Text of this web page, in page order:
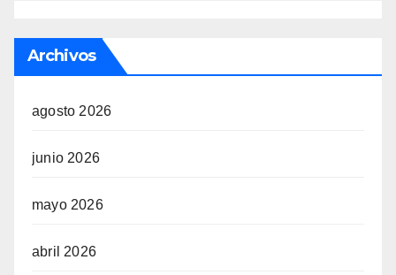
Archivos
agosto 2026
junio 2026
mayo 2026
abril 2026